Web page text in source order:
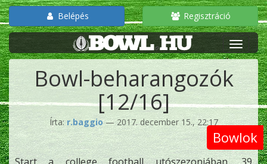
Belépés Regisztráció
Bowl-beharangozók
[12/16]
Írta: r.baggio— 2017. december 15., 22:17
Bowlok